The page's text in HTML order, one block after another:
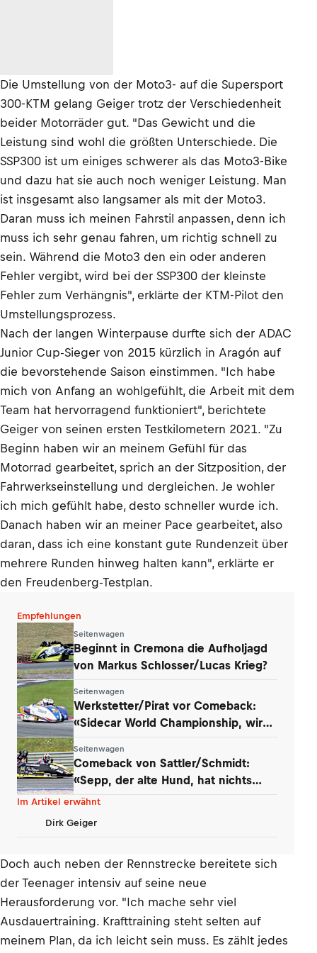
Die Umstellung von der Moto3- auf die Supersport
300-KTM gelang Geiger trotz der Verschiedenheit
beider Motorräder gut. "Das Gewicht und die
Leistung sind wohl die größten Unterschiede. Die
SSP300 ist um einiges schwerer als das Moto3-Bike
und dazu hat sie auch noch weniger Leistung. Man
ist insgesamt also langsamer als mit der Moto3.
Daran muss ich meinen Fahrstil anpassen, denn ich
muss ich sehr genau fahren, um richtig schnell zu
sein. Während die Moto3 den ein oder anderen
Fehler vergibt, wird bei der SSP300 der kleinste
Fehler zum Verhängnis", erklärte der KTM-Pilot den
Umstellungsprozess.
Nach der langen Winterpause durfte sich der ADAC
Junior Cup-Sieger von 2015 kürzlich in Aragón auf
die bevorstehende Saison einstimmen. "Ich habe
mich von Anfang an wohlgefühlt, die Arbeit mit dem
Team hat hervorragend funktioniert", berichtete
Geiger von seinen ersten Testkilometern 2021. "Zu
Beginn haben wir an meinem Gefühl für das
Motorrad gearbeitet, sprich an der Sitzposition, der
Fahrwerkseinstellung und dergleichen. Je wohler
ich mich gefühlt habe, desto schneller wurde ich.
Danach haben wir an meiner Pace gearbeitet, also
daran, dass ich eine konstant gute Rundenzeit über
mehrere Runden hinweg halten kann", erklärte er
den Freudenberg-Testplan.
Empfehlungen
Seitenwagen
Beginnt in Cremona die Aufholjagd
von Markus Schlosser/Lucas Krieg?
Seitenwagen
Werkstetter/Pirat vor Comeback:
«Sidecar World Championship, wir
Seitenwagen
Comeback von Sattler/Schmidt:
«Sepp, der alte Hund, hat nichts
verlernt»
Im Artikel erwähnt
Dirk Geiger
Doch auch neben der Rennstrecke bereitete sich
der Teenager intensiv auf seine neue
Herausforderung vor. "Ich mache sehr viel
Ausdauertraining. Krafttraining steht selten auf
meinem Plan, da ich leicht sein muss. Es zählt jedes